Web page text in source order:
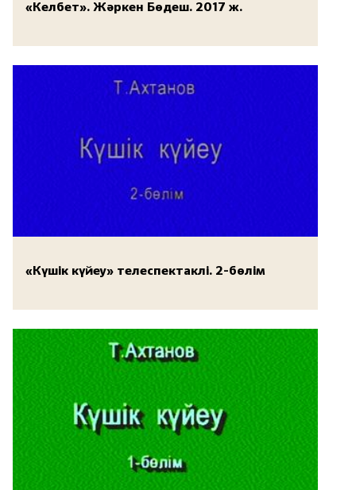
«Келбет». Жәркен Бөдеш. 2017 ж.
«Күшік күйеу» телеспектаклі. 2-бөлім